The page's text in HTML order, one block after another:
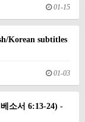
01-15
Korean subtitles
01-03
소서 6:13-24) -